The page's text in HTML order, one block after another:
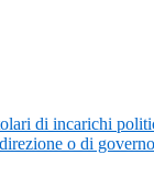
di incarichi
o di governo